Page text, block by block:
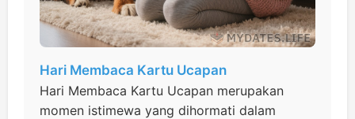
Hari Membaca Kartu Ucapan
Hari Membaca Kartu Ucapan merupakan
momen istimewa yang dihormati dalam